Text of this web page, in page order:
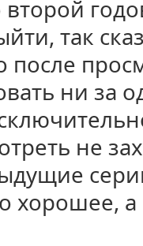
второй
так
после
ни за
не
хорошее,